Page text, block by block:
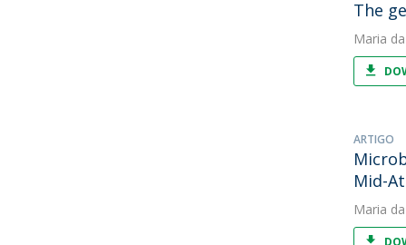
The
Maria
ARTIGO
Mid-
Maria